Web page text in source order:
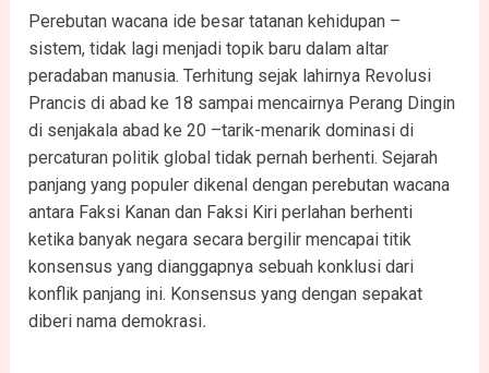
Perebutan wacana ide besar tatanan kehidupan –
sistem, tidak lagi menjadi topik baru dalam altar
peradaban manusia. Terhitung sejak lahirnya Revolusi
Prancis di abad ke 18 sampai mencairnya Perang Dingin
di senjakala abad ke 20 –tarik-menarik dominasi di
percaturan politik global tidak pernah berhenti. Sejarah
panjang yang populer dikenal dengan perebutan wacana
antara Faksi Kanan dan Faksi Kiri perlahan berhenti
ketika banyak negara secara bergilir mencapai titik
konsensus yang dianggapnya sebuah konklusi dari
konflik panjang ini. Konsensus yang dengan sepakat
diberi nama demokrasi.